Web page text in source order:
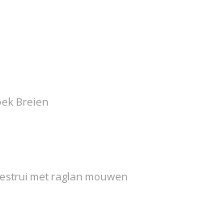
Breien
met raglan mouwen